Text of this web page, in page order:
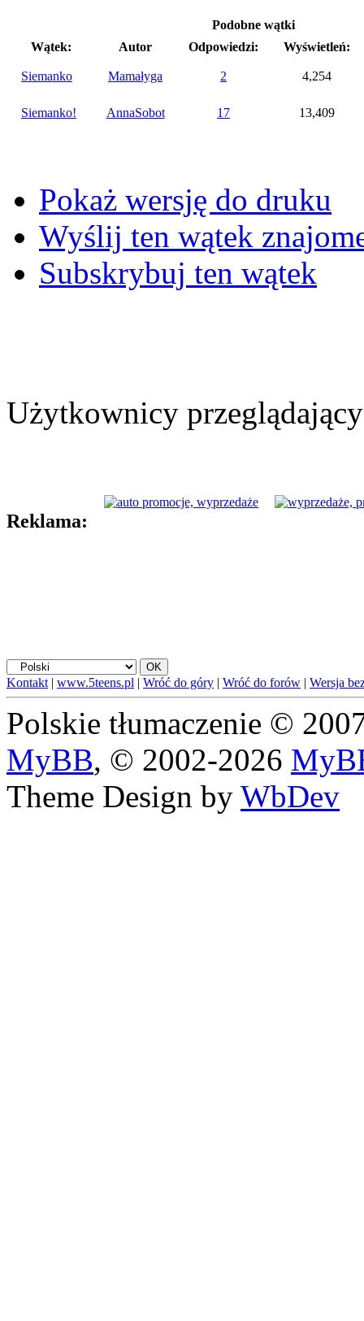
Podobne wątki
Wątek:
Autor Odpowiedzi: Wyświetleń:
Siemanko Mamałyga 2 4,254
Siemanko! AnnaSobot 17 13,409
Pokaż wersję do druku
Wyślij ten wątek
Subskrybuj ten wątek
Użytkownicy
Reklama:
Kontakt | www.5teens.pl | Wróć do góry | Wróć do forów | Wersja
Polskie tłumaczenie ©
MyBB, © 2002-2026
Theme Design by WbDev